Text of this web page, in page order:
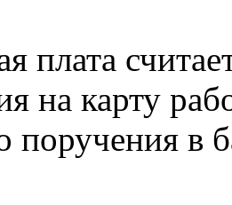
плата
на карту
поручения в